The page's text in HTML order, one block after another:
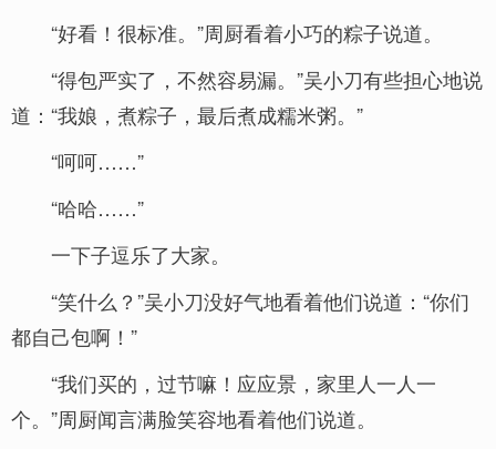
“好看！很标准。”周厨看着小巧的粽子说道。
“得包严实了，不然容易漏。”吴小刀有些担心地说
道：“我娘，煮粽子，最后煮成糯米粥。”
“呵呵……”
“哈哈……”
一下子逗乐了大家。
“笑什么？”吴小刀没好气地看着他们说道：“你们
都自己包啊！”
“我们买的，过节嘛！应应景，家里人一人一
个。”周厨闻言满脸笑容地看着他们说道。